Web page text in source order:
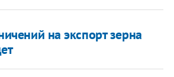
на экспорт зерна